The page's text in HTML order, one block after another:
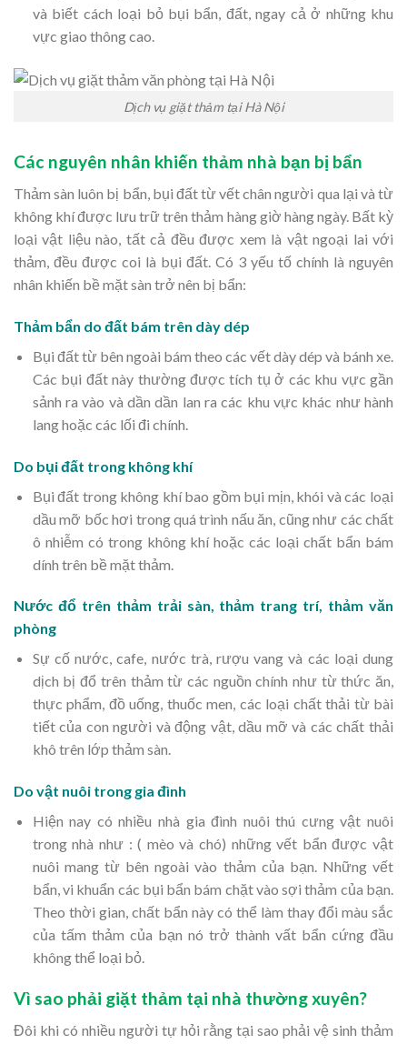
và biết cách loại bỏ bụi bẩn, đất, ngay cả ở những khu
vực giao thông cao.
Dịch vụ giặt thảm tại Hà Nội
Các nguyên nhân khiến thảm nhà bạn bị bẩn
Thảm sàn luôn bị bẩn, bụi đất từ vết chân người qua lại và từ
không khí được lưu trữ trên thảm hàng giờ hàng ngày. Bất kỳ
loại vật liệu nào, tất cả đều được xem là vật ngoại lai với
thảm, đều được coi là bụi đất. Có 3 yếu tố chính là nguyên
nhân khiến bề mặt sàn trở nên bị bẩn:
Thảm bẩn do đất bám trên dày dép
Bụi đất từ bên ngoài bám theo các vết dày dép và bánh xe.
Các bụi đất này thường được tích tụ ở các khu vực gần
sảnh ra vào và dần dần lan ra các khu vực khác như hành
lang hoặc các lối đi chính.
Do bụi đất trong không khí
Bụi đất trong không khí bao gồm bụi mịn, khói và các loại
dầu mỡ bốc hơi trong quá trình nấu ăn, cũng như các chất
ô nhiễm có trong không khí hoặc các loại chất bẩn bám
dính trên bề mặt thảm.
Nước đổ trên thảm trải sàn, thảm trang trí, thảm văn
phòng
Sự cố nước, cafe, nước trà, rượu vang và các loại dung
dịch bị đổ trên thảm từ các nguồn chính như từ thức ăn,
thực phẩm, đồ uống, thuốc men, các loại chất thải từ bài
tiết của con người và động vật, dầu mỡ và các chất thải
khô trên lớp thảm sàn.
Do vật nuôi trong gia đình
Hiện nay có nhiều nhà gia đình nuôi thú cưng vật nuôi
trong nhà như : ( mèo và chó) những vết bẩn được vật
nuôi mang từ bên ngoài vào thảm của bạn. Những vết
bẩn, vi khuẩn các bụi bẩn bám chặt vào sợi thảm của bạn.
Theo thời gian, chất bẩn này có thể làm thay đổi màu sắc
của tấm thảm của bạn nó trở thành vất bẩn cứng đầu
không thể loại bỏ.
Vì sao phải giặt thảm tại nhà thường xuyên?
Đôi khi có nhiều người tự hỏi rằng tại sao phải vệ sinh thảm